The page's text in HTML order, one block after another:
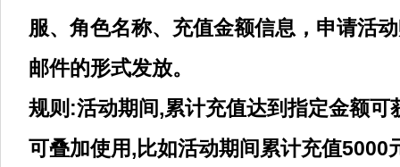
服、角色名称、充值金额信息，申请活
邮件的形式发放。
规则:活动期间,累计充值达到指定金额可
可叠加使用,比如活动期间累计充值5000